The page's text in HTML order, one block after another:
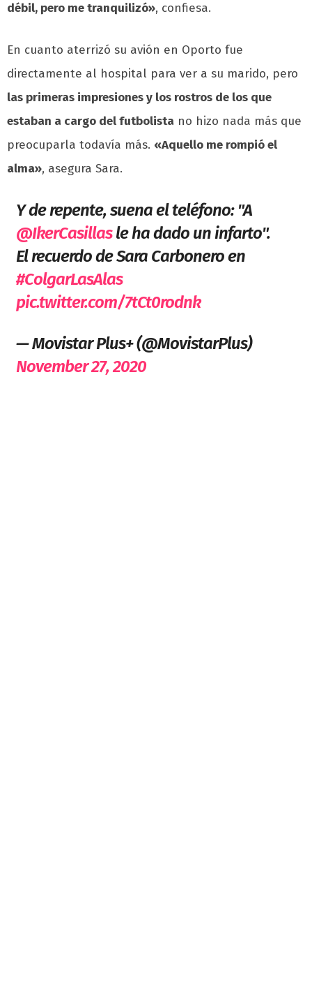
débil, pero me tranquilizó», confiesa.
En cuanto aterrizó su avión en Oporto fue
directamente al hospital para ver a su marido, pero
las primeras impresiones y los rostros de los que
estaban a cargo del futbolista no hizo nada más que
preocuparla todavía más. «Aquello me rompió el
alma», asegura Sara.
Y de repente, suena el teléfono: "A
@IkerCasillasle ha dado un infarto".
El recuerdo de Sara Carbonero en
#ColgarLasAlas
pic.twitter.com/7tCt0rodnk
— Movistar Plus+ (@MovistarPlus)
November 27, 2020